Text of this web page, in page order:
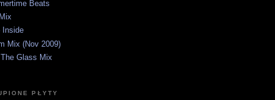
Beats
Inside
Mix (Nov 2009)
Glass Mix
PŁYTY